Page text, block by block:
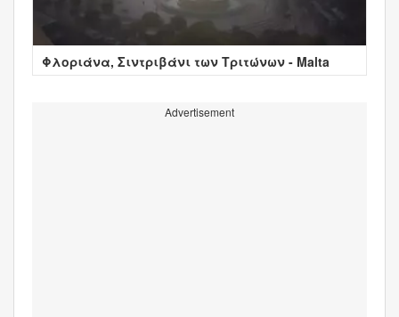
Φλοριάνα, Σιντριβάνι των Τριτώνων - Malta
Advertisement